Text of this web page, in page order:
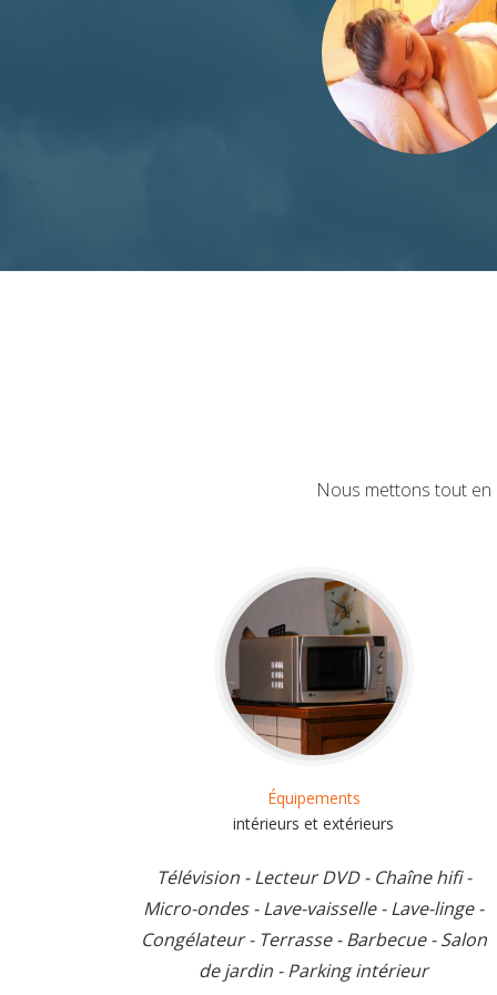
Nous mettons tout en
Équipements
intérieurs et extérieurs
Télévision - Lecteur DVD - Chaîne hifi -
Micro-ondes - Lave-vaisselle - Lave-linge -
Congélateur - Terrasse - Barbecue - Salon
de jardin - Parking intérieur